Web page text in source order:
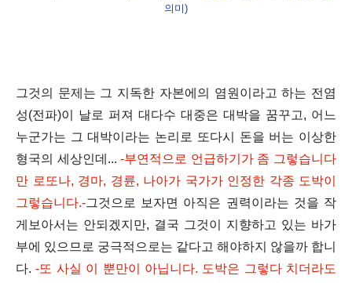
의미)
그것의 문제는 그 지독한 자본에의 염원이라고 하는 전염
성(전파)이 날로 퍼져 대다수 대중은 대박을 꿈꾸고, 어느
누군가는 그 대박이라는 논리로 또다시 돈을 버는 이상한
형국의 세상인데...-부연적으로 언급하기가 좀 그렇습니다
만 로또나, 경마, 경륜, 나아가 국가가 인정한 각종 도박이
그렇습니다.-그것으로 보자면 아직은 권력이라는 것을 작
게보아서는 안되겠지만, 결국 그것이 지향하고 있는 바가
부에 있으므로 궁극적으로는 같다고 해야하지 않을까 합니
다.-또 사실 이 뿐만이 아닙니다. 도박은 그렇다 치더라도